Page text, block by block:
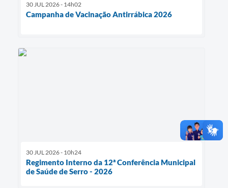
30 JUL 2026 - 14h02
Campanha de Vacinação Antirrábica 2026
30 JUL 2026 - 10h24
Regimento Interno da 12ª Conferência Municipal
de Saúde de Serro - 2026